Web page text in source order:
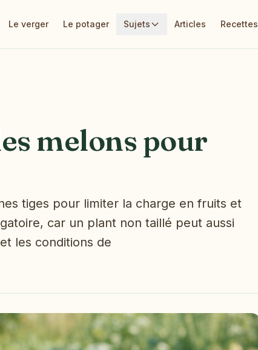
Le verger Le potager Sujets Articles Recettes
melons pour
tiges pour limiter la charge en fruits et
car un plant non taillé peut aussi
les conditions de